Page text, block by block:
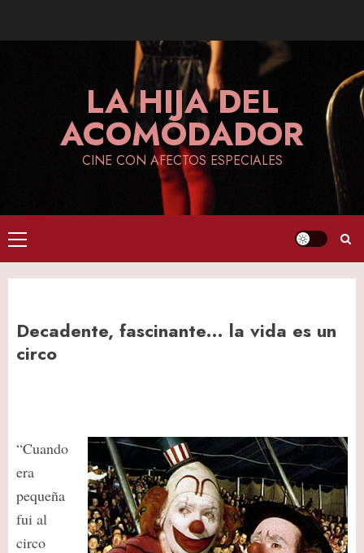
LA HIJA DEL
ACOMODADOR
CINE CON AFECTOS ESPECIALES
Primary
Menu
Decadente, fascinante… la vida es un
circo
“Cuando
era
pequeña
fui al
circo